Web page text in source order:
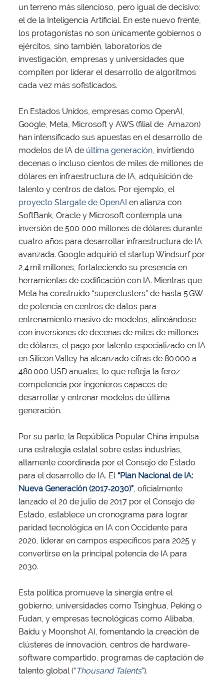
un terreno más silencioso, pero igual de decisivo:
el de la Inteligencia Artificial. En este nuevo frente,
los protagonistas no son únicamente gobiernos o
ejércitos, sino también, laboratorios de
investigación, empresas y universidades que
compiten por liderar el desarrollo de algoritmos
cada vez más sofisticados.
En Estados Unidos, empresas como OpenAI,
Google, Meta, Microsoft y AWS (filial de Amazon)
han intensificado sus apuestas en el desarrollo de
modelos de IA de última generación, invirtiendo
decenas o incluso cientos de miles de millones de
dólares en infraestructura de IA, adquisición de
talento y centros de datos. Por ejemplo, el
proyecto Stargate de OpenAI en alianza con
SoftBank, Oracle y Microsoft contempla una
inversión de 500 000 millones de dólares durante
cuatro años para desarrollar infraestructura de IA
avanzada. Google adquirió el startup Windsurf por
2,4 mil millones, fortaleciendo su presencia en
herramientas de codificación con IA. Mientras que
Meta ha construido “superclusters” de hasta 5 GW
de potencia en centros de datos para
entrenamiento masivo de modelos, alineándose
con inversiones de decenas de miles de millones
de dólares, el pago por talento especializado en IA
en Silicon Valley ha alcanzado cifras de 80 000 a
480 000 USD anuales, lo que refleja la feroz
competencia por ingenieros capaces de
desarrollar y entrenar modelos de última
generación.
Por su parte, la República Popular China impulsa
una estrategia estatal sobre estas industrias,
altamente coordinada por el Consejo de Estado
para el desarrollo de IA. El “Plan Nacional de IA:
Nueva Generación (2017‑2030)”, oficialmente
lanzado el 20 de julio de 2017 por el Consejo de
Estado, establece un cronograma para lograr
paridad tecnológica en IA con Occidente para
2020, liderar en campos específicos para 2025 y
convertirse en la principal potencia de IA para
2030.
Esta política promueve la sinergia entre el
gobierno, universidades como Tsinghua, Peking o
Fudan, y empresas tecnológicas como Alibaba,
Baidu y Moonshot AI, fomentando la creación de
clústeres de innovación, centros de hardware-
software compartido, programas de captación de
talento global (“ Thousand Talents”).